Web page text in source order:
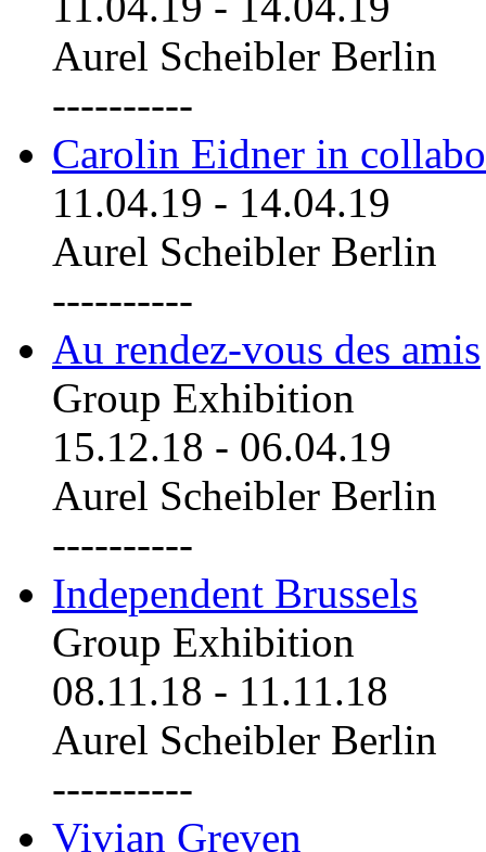
Aurel Scheibler Berlin
----------
Carolin Eidner in
11.04.19 - 14.04.19
Aurel Scheibler Berlin
----------
Au rendez-vous des amis
Group Exhibition
15.12.18 - 06.04.19
Aurel Scheibler Berlin
----------
Independent Brussels
Group Exhibition
08.11.18 - 11.11.18
Aurel Scheibler Berlin
----------
Vivian Greven